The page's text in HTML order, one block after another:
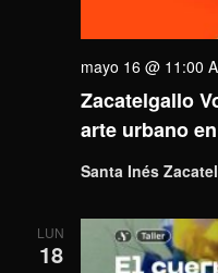
Zacatelgallo
arte urbano
mayo 16 @ 11:00
Santa Inés
LUN
18